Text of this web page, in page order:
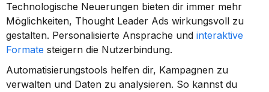
Technologische Neuerungen bieten dir immer mehr
Möglichkeiten, Thought Leader Ads wirkungsvoll zu
gestalten. Personalisierte Ansprache und interaktive
Formate steigern die Nutzerbindung.
Automatisierungstools helfen dir, Kampagnen zu
verwalten und Daten zu analysieren. So kannst du